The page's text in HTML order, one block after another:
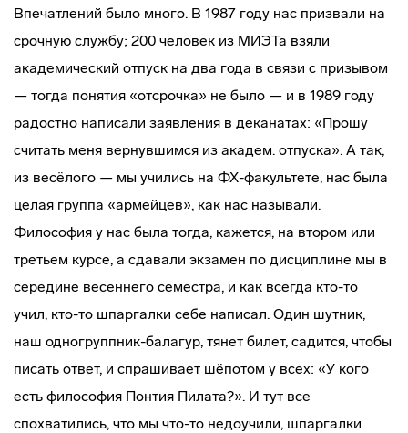
Впечатлений было много. В 1987 году нас призвали на
срочную службу; 200 человек из МИЭТа взяли
академический отпуск на два года в связи с призывом
— тогда понятия «отсрочка» не было — и в 1989 году
радостно написали заявления в деканатах: «Прошу
считать меня вернувшимся из академ. отпуска». А так,
из весёлого — мы учились на ФХ-факультете, нас была
целая группа «армейцев», как нас называли.
Философия у нас была тогда, кажется, на втором или
третьем курсе, а сдавали экзамен по дисциплине мы в
середине весеннего семестра, и как всегда кто-то
учил, кто-то шпаргалки себе написал. Один шутник,
наш одногруппник-балагур, тянет билет, садится, чтобы
писать ответ, и спрашивает шёпотом у всех: «У кого
есть философия Понтия Пилата?». И тут все
спохватились, что мы что-то недоучили, шпаргалки